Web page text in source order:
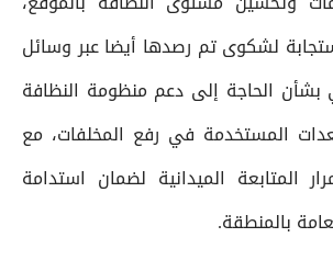
لشكوى تم رصدها أيضا عبر وسائل
بشأن الحاجة إلى دعم منظومة النظافة
المستخدمة في رفع المخلفات، مع
المتابعة الميدانية لضمان استدامة
بالمنطقة.